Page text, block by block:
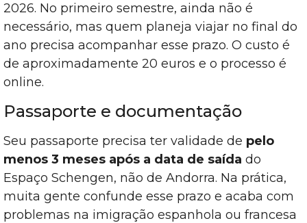
2026. No primeiro semestre, ainda não é
necessário, mas quem planeja viajar no final do
ano precisa acompanhar esse prazo. O custo é
de aproximadamente 20 euros e o processo é
online.
Passaporte e documentação
Seu passaporte precisa ter validade de pelo
menos 3 meses após a data de saída do
Espaço Schengen, não de Andorra. Na prática,
muita gente confunde esse prazo e acaba com
problemas na imigração espanhola ou francesa